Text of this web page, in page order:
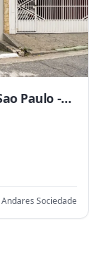
Paulo -
Sociedade